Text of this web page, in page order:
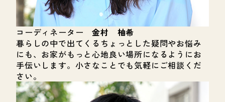
コーディネーター金村 柚希
暮らしの中で出てくるちょっとした疑問やお悩み
にも、お家がもっと心地良い場所になるようにお
手伝いします。小さなことでも気軽にご相談くだ
さい。